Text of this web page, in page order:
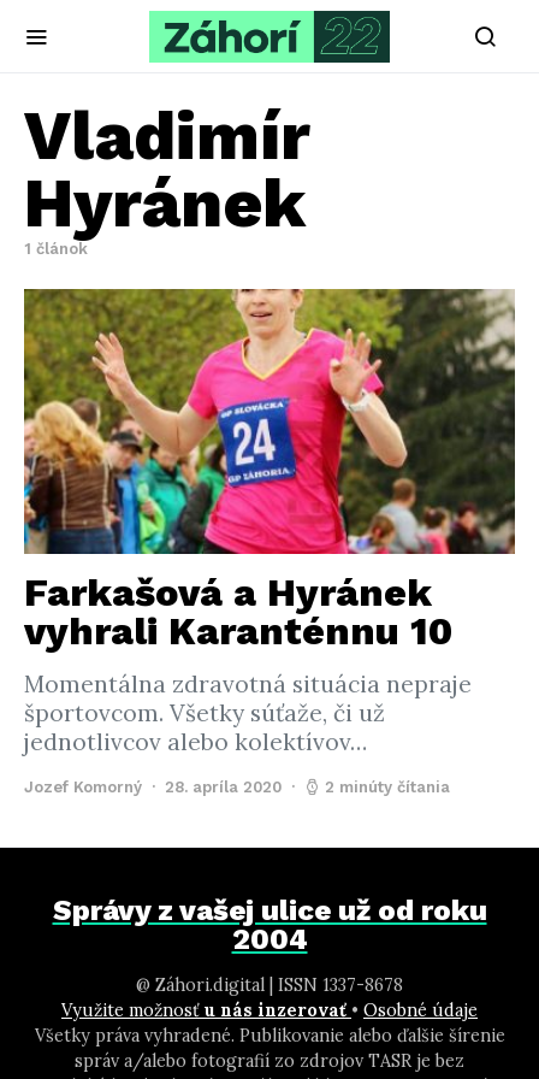
Vladimír
Hyránek
1 článok
Farkašová a Hyránek
vyhrali Karanténnu 10
Momentálna zdravotná situácia nepraje
športovcom. Všetky súťaže, či už
jednotlivcov alebo kolektívov…
Jozef Komorný 28. apríla 2020 2 minúty čítania
Správy z vašej ulice už od roku
2004
@ Záhori.digital | ISSN 1337-8678
Využite možnosť u nás inzerovať • Osobné údaje
Všetky práva vyhradené. Publikovanie alebo ďalšie šírenie
správ a/alebo fotografií zo zdrojov TASR je bez